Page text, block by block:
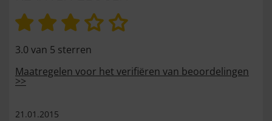
3.0 van 5 sterren
Maatregelen voor het verifiëren van beoordelingen
>>
21.01.2015